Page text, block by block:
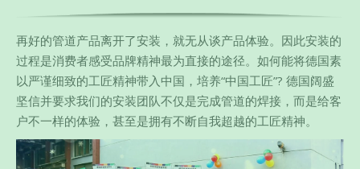
再好的管道产品离开了安装，就无从谈产品体验。因此安装的
过程是消费者感受品牌精神最为直接的途径。如何能将德国素
以严谨细致的工匠精神带入中国，培养“中国工匠”? 德国阔盛
坚信并要求我们的安装团队不仅是完成管道的焊接，而是给客
户不一样的体验，甚至是拥有不断自我超越的工匠精神。